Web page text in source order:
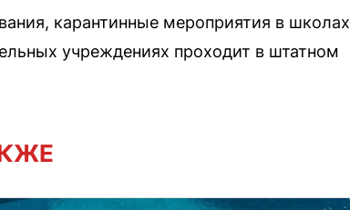
карантинные мероприятия в школах
учреждениях проходит в штатном